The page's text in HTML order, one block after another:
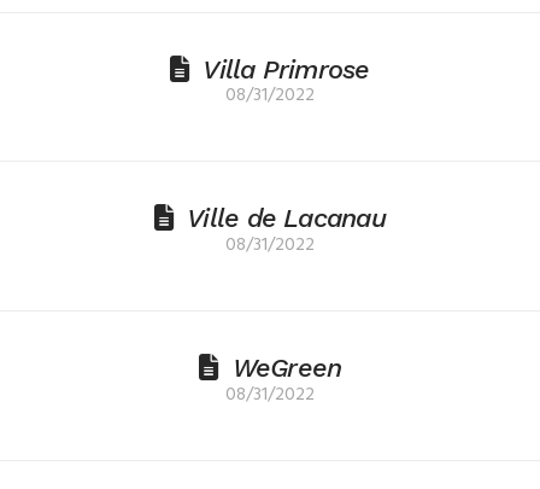
Villa Primrose
08/31/2022
Ville de Lacanau
08/31/2022
WeGreen
08/31/2022